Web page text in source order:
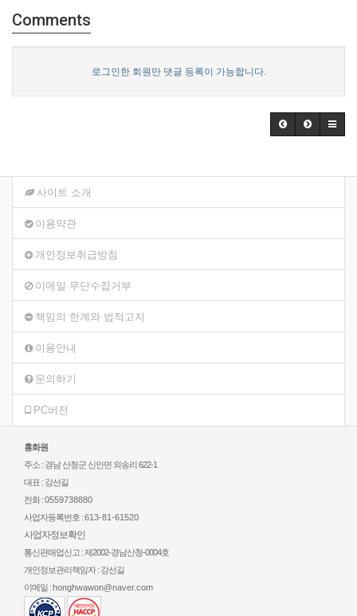
Comments
로그인한 회원만 댓글 등록이 가능합니다.
사이트 소개
이용약관
개인정보취급방침
이메일 무단수집거부
책임의 한계와 법적고지
이용안내
문의하기
PC버전
홍화원
주소 : 경남 산청군 신안면 외송리 622-1
대표 : 강선길
전화 :0559738880
사업자등록번호 :613-81-61520
사업자정보확인
통신판매업신고 : 제2002-경남산청-0004호
개인정보관리책임자 : 강선길
이메일 :honghwawon@naver.com